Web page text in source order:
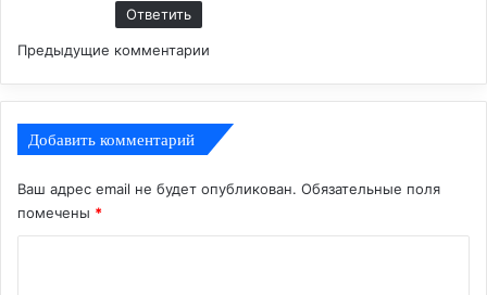
Ответить
Н
а
в
и
г
Предыдущие комментарии
Добавить комментарий
Ваш адрес email не будет опубликован. Обязательные поля
помечены *